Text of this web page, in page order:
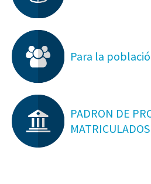
Para la
PADRON DE
MATRICULADOS